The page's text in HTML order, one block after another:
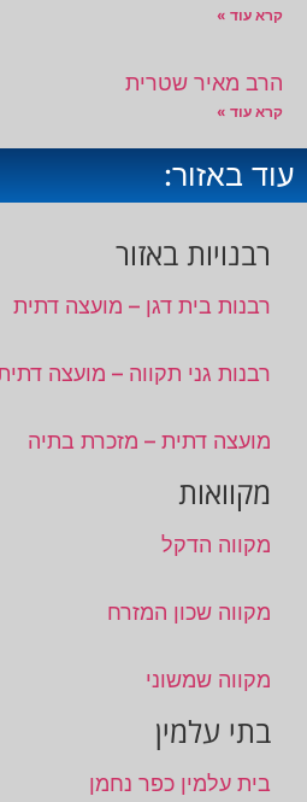
קרא עוד »
הרב מאיר שטרית
קרא עוד »
עוד באזור:
רבנויות באזור
רבנות בית דגן – מועצה דתית
רבנות גני תקווה – מועצה
מועצה דתית – מזכרת בתיה
מקוואות
מקווה הדקל
מקווה שכון המזרח
מקווה שמשוני
בתי עלמין
בית עלמין כפר נחמן